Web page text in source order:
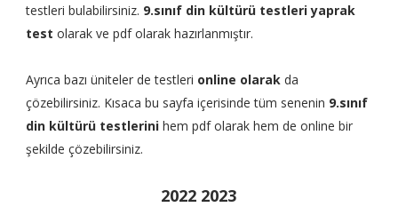
testleri bulabilirsiniz. 9.sınıf din kültürü testleri yaprak
test olarak ve pdf olarak hazırlanmıştır.
Ayrıca bazı üniteler de testleri online olarakda
çözebilirsiniz. Kısaca bu sayfa içerisinde tüm senenin 9.sınıf
din kültürü testlerinihem pdf olarak hem de online bir
şekilde çözebilirsiniz.
2022 2023